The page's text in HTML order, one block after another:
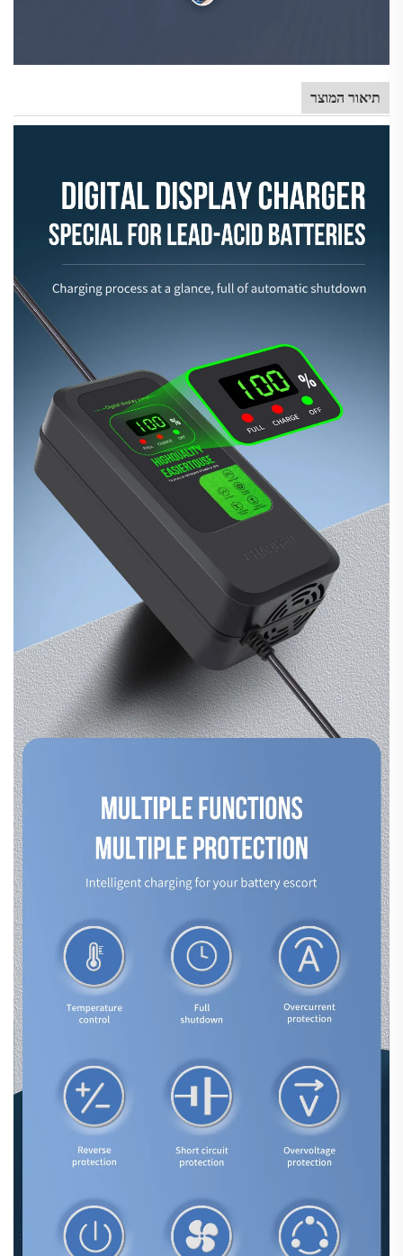
תיאור המוצר